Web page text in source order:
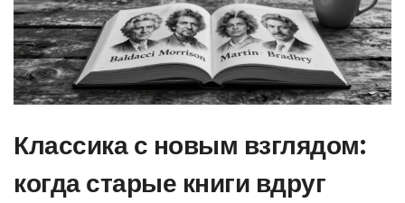
Классика с новым взглядом:
когда старые книги вдруг